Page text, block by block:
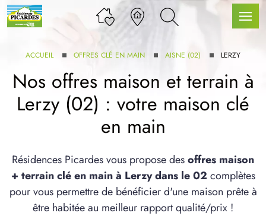
GAMME
SERVICE BDL EXTENSION
ACCUEIL OFFRES CLÉ EN MAIN AISNE (02) LERZY
Nos offres maison et terrain à
Lerzy (02) : votre maison clé
en main
Résidences Picardes vous propose desoffres maison
+ terrain clé en main à Lerzy dans le 02 complètes
pour vous permettre de bénéficier d'une maison prête à
être habitée au meilleur rapport qualité/prix !